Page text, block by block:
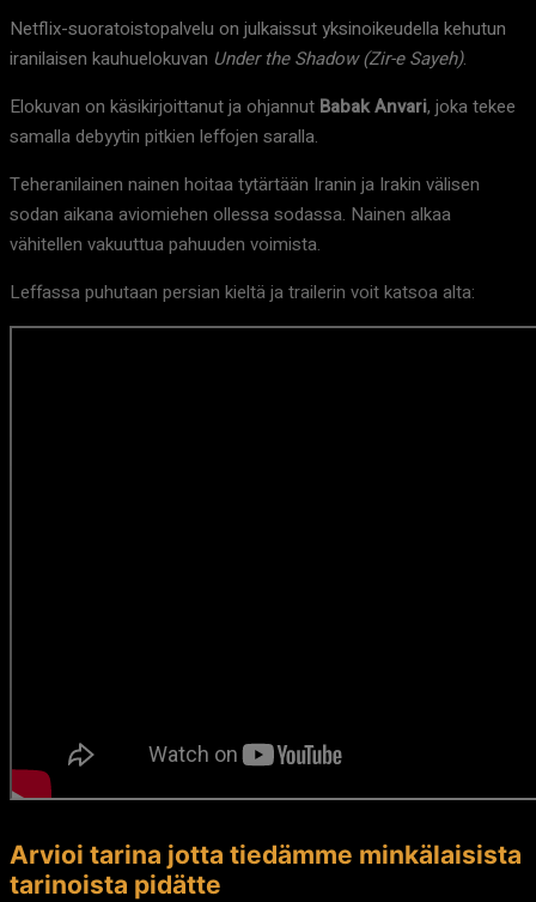
Netflix-suoratoistopalvelu on julkaissut yksinoikeudella kehutun
iranilaisen kauhuelokuvan Under the Shadow (Zir-e Sayeh).
Elokuvan on käsikirjoittanut ja ohjannut Babak Anvari, joka tekee
samalla debyytin pitkien leffojen saralla.
Teheranilainen nainen hoitaa tytärtään Iranin ja Irakin välisen
sodan aikana aviomiehen ollessa sodassa. Nainen alkaa
vähitellen vakuuttua pahuuden voimista.
Leffassa puhutaan persian kieltä ja trailerin voit katsoa alta:
Arvioi tarina jotta tiedämme minkälaisista
tarinoista pidätte